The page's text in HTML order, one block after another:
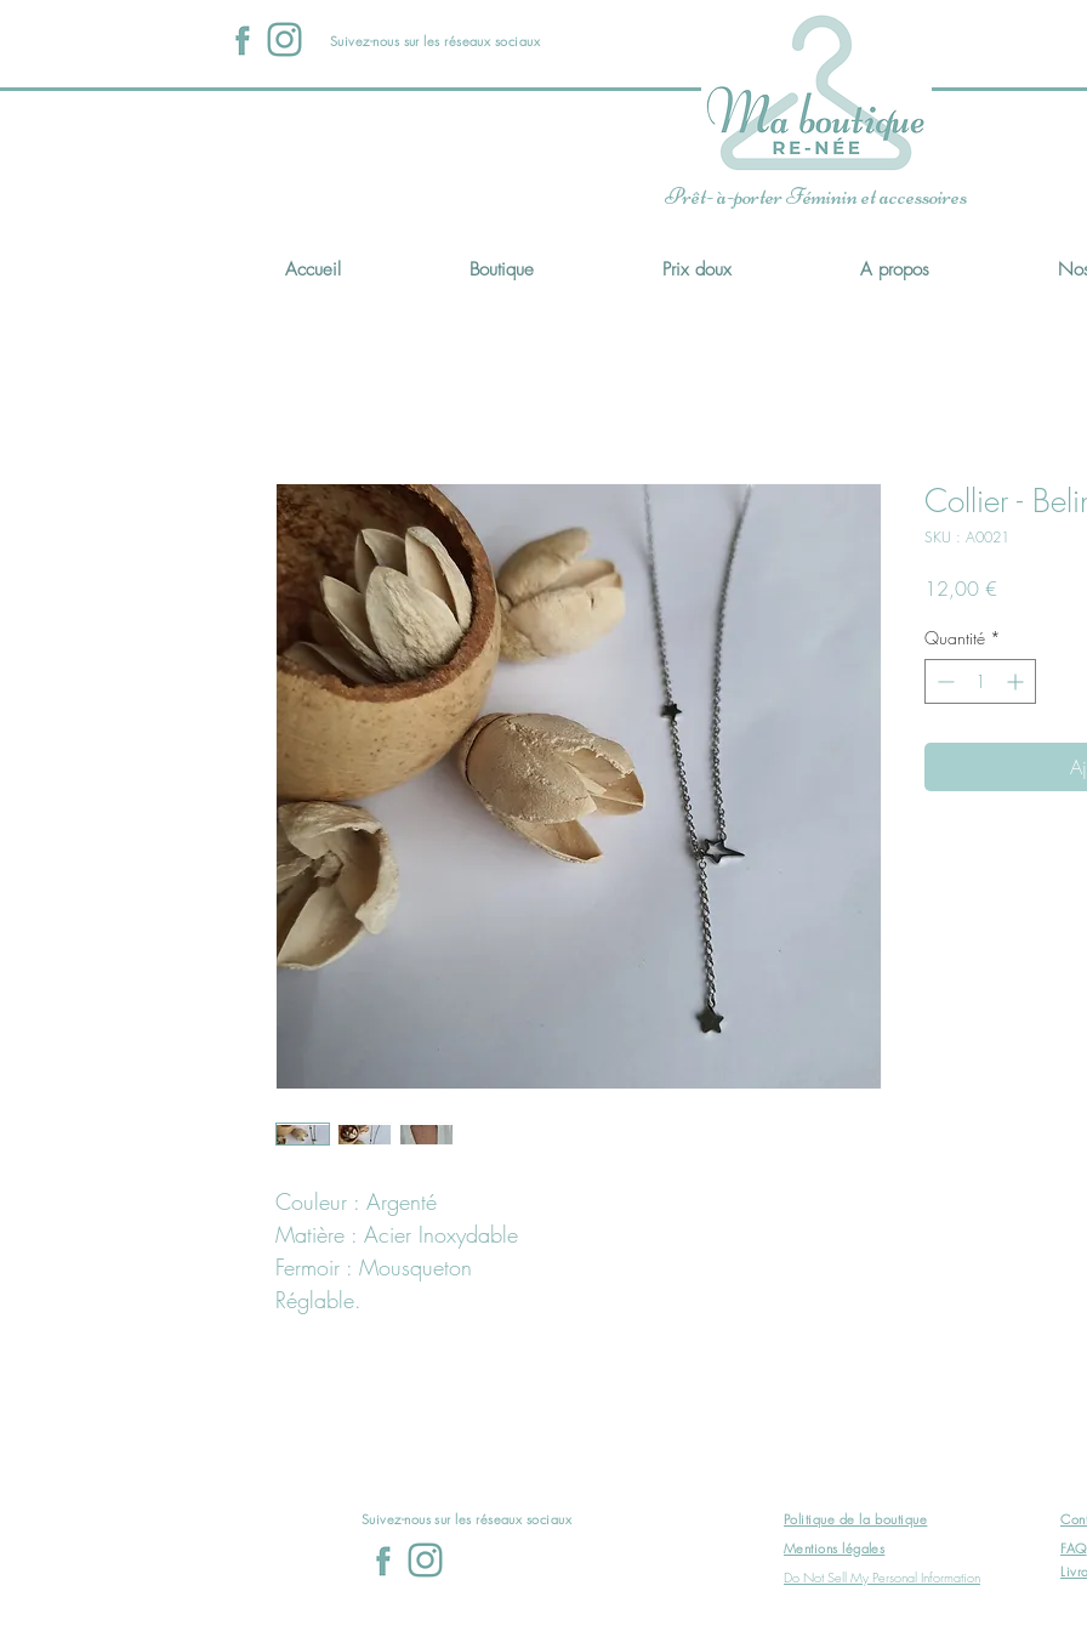
Suivez-nous sur les réseaux sociaux
Prêt- à-porter Féminin et accessoires
Accueil Boutique Prix doux A propos
Couleur : Argenté
Matière : Acier Inoxydable
Fermoir : Mousqueton
Réglable.
Collier -
SKU : A0021
12,00 €
Quantité *
Suivez-nous sur les réseaux sociaux Politique de la boutique
Mentions légales
Do Not Sell My Personal Information
FAQ